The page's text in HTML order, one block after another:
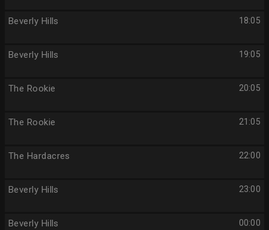
18:05
Beverly Hills
19:05
Beverly Hills
20:05
The Rookie
21:05
The Rookie
22:00
The Hardacres
23:00
Beverly Hills
00:00
Beverly Hills